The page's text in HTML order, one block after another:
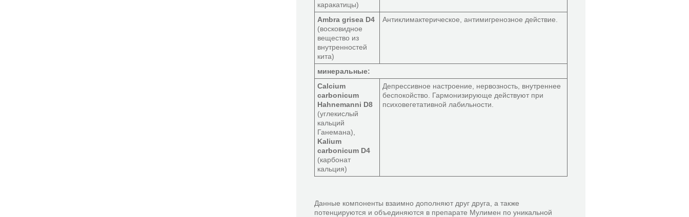
каракатицы)
Ambra grisea D4
(восковидное
вещество из
внутренностей
кита)
Антиклимактерическое, антимигренозное действие.
минеральные:
Calcium
carbonicum
Hahnemanni D8
(углекислый
кальций
Ганемана),
Kalium
carbonicum D4
(карбонат
кальция)
Депрессивное настроение, нервозность, внутреннее
беспокойство. Гармонизирующе действуют при
психовегетативной лабильности.
Данные компоненты взаимно дополняют друг друга, а также
потенцируются и объединяются в препарате Мулимен по уникальной